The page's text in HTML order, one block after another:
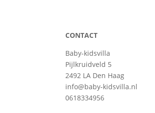
CONTACT
Baby-kidsvilla
Pijlkruidveld 5
2492 LA Den Haag
info@baby-kidsvilla.nl
0618334956